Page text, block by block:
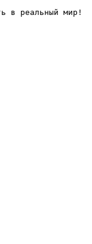
в реальный мир!